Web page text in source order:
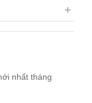
nhất tháng